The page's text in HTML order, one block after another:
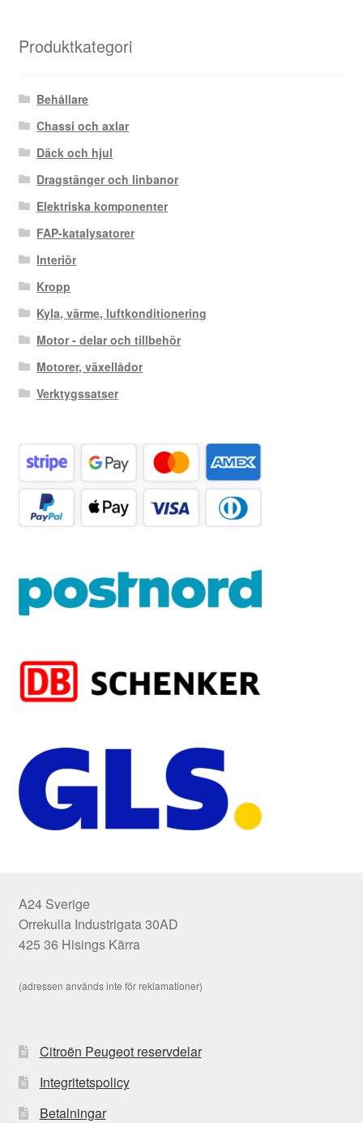
Produktkategori
Behållare
Chassi och axlar
Däck och hjul
Dragstänger och linbanor
Elektriska komponenter
FAP-katalysatorer
Interiör
Kropp
Kyla, värme, luftkonditionering
Motor - delar och tillbehör
Motorer, växellådor
Verktygssatser
A24 Sverige
Orrekulla Industrigata 30AD
425 36 Hisings Kärra
(adressen används inte för reklamationer)
Citroën Peugeot reservdelar
Integritetspolicy
Betalningar